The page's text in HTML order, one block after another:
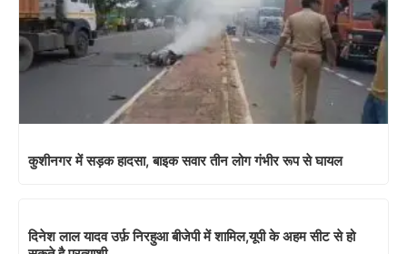
कुशीनगर में सड़क हादसा, बाइक सवार तीन लोग गंभीर रूप से घायल
दिनेश लाल यादव उर्फ़ निरहुआ बीजेपी में शामिल,यूपी के अहम सीट से हो